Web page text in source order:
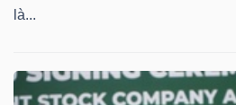
là...